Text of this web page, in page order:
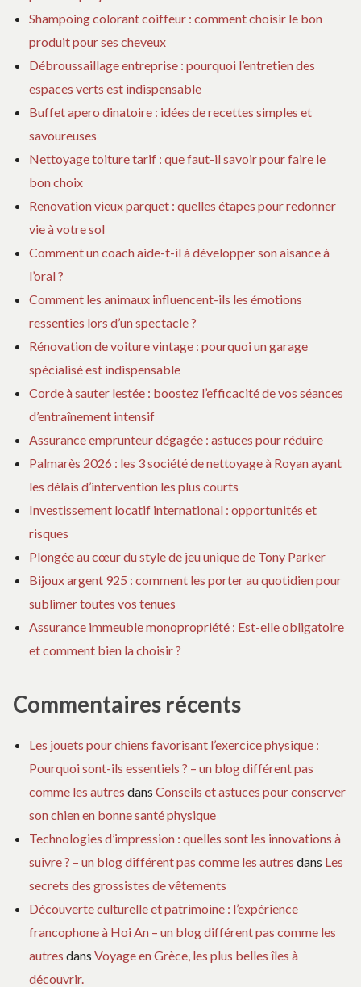
Shampoing colorant coiffeur : comment choisir le bon
produit pour ses cheveux
Débroussaillage entreprise : pourquoi l’entretien des
espaces verts est indispensable
Buffet apero dinatoire : idées de recettes simples et
savoureuses
Nettoyage toiture tarif : que faut-il savoir pour faire le
bon choix
Renovation vieux parquet : quelles étapes pour redonner
vie à votre sol
Comment un coach aide-t-il à développer son aisance à
l’oral ?
Comment les animaux influencent-ils les émotions
ressenties lors d’un spectacle ?
Rénovation de voiture vintage : pourquoi un garage
spécialisé est indispensable
Corde à sauter lestée : boostez l’efficacité de vos séances
d’entraînement intensif
Assurance emprunteur dégagée : astuces pour réduire
Palmarès 2026 : les 3 société de nettoyage à Royan ayant
les délais d’intervention les plus courts
Investissement locatif international : opportunités et
risques
Plongée au cœur du style de jeu unique de Tony Parker
Bijoux argent 925 : comment les porter au quotidien pour
sublimer toutes vos tenues
Assurance immeuble monopropriété : Est-elle obligatoire
et comment bien la choisir ?
Commentaires récents
Les jouets pour chiens favorisant l’exercice physique :
Pourquoi sont-ils essentiels ? – un blog différent pas
comme les autres dans Conseils et astuces pour conserver
son chien en bonne santé physique
Technologies d’impression : quelles sont les innovations à
suivre ? – un blog différent pas comme les autres dans Les
secrets des grossistes de vêtements
Découverte culturelle et patrimoine : l’expérience
francophone à Hoi An – un blog différent pas comme les
autres dans Voyage en Grèce, les plus belles îles à
découvrir.